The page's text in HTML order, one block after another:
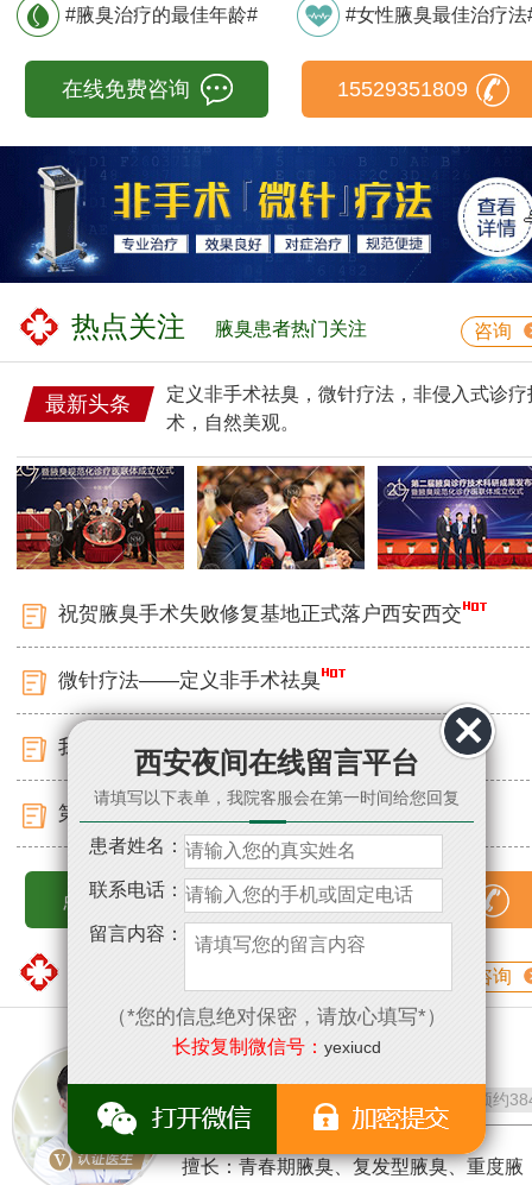
西安夜间在线留言平台
请填写以下表单，我院客服会在第一时间给您回复
患者姓名：
联系电话：
留言内容：
（*您的信息绝对保密，请放心填写*）
长按复制微信号： yexiucd
#腋臭治疗的最佳年龄# #女性腋臭最佳治疗法
在线免费咨询 15529351809
热点关注 腋臭患者热门关注 咨询
最新头条
定义非手术祛臭，微针疗法，非侵入式诊疗
术，自然美观。
祝贺腋臭手术失败修复基地正式落户西安西交
微针疗法——定义非手术祛臭
我院应邀出席第二届腋臭诊疗科研峰会
第二届腋臭临床康复成果展圆满落幕
点击查看更多 15529351809
咨询
董永刚 / 腋臭科医生
预约
擅长：青春期腋臭、复发型腋臭、重度腋